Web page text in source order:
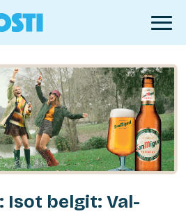
Isot belgit: Val-